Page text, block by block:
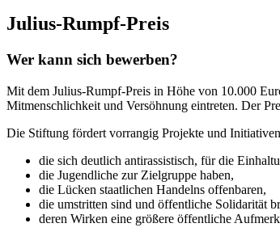
Julius-Rumpf-Preis
Wer kann sich bewerben?
Mit dem Julius-Rumpf-Preis in Höhe von 10.000
Mitmenschlichkeit und Versöhnung eintreten. Der
Die Stiftung fördert vorrangig Projekte und
die sich deutlich antirassistisch, für die
die Jugendliche zur Zielgruppe haben,
die Lücken staatlichen Handelns offenbaren,
die umstritten sind und öffentliche Solidarität
deren Wirken eine größere öffentliche